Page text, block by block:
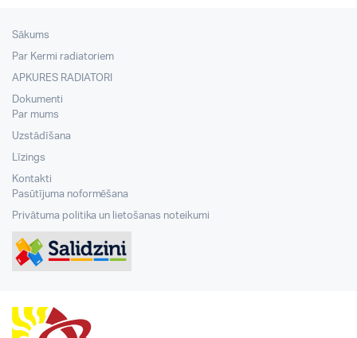
Sākums
Par Kermi radiatoriem
APKURES RADIATORI
Dokumenti
Par mums
Uzstādīšana
Līzings
Kontakti
Pasūtījuma noformēšana
Privātuma politika un lietošanas noteikumi